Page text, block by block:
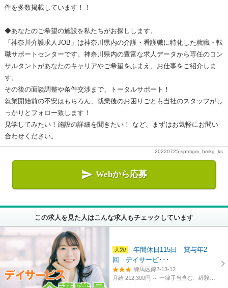
件を多数掲載しています！！
◆あなたのご希望の施設を私たちがお探しします。
「神奈川介護求人JOB」は神奈川県内の介護・看護職に特化した就職・転
職サポートセンターです。神奈川県内の豊富な求人データから専任のコン
サルタントがあなたのキャリアやご希望をふまえ、お仕事をご紹介しま
す。
その後の面談調整や条件交渉まで、トータルサポート！
就業開始前の不安はもちろん、就業後のお困りごとも当社のスタッフがし
っかりとフォロー致します！
見学してみたい！施設の詳細を聞きたい！ など、まずはお気軽にお問い
合わせください。
20220725-sptmgm_hmkg_ks
 Webから応募
この求人を見た人はこんな求人もチェックしています
年間休日115日 賞与年2
回 デイサービ･･･
練馬区錦2-13-12
月給 212,300円 ～一律手当含む、経験・資格考慮